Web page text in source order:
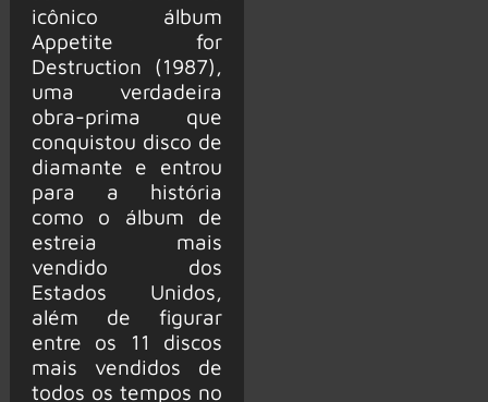
icônico álbum
Appetite for
Destruction (1987),
uma verdadeira
obra-prima que
conquistou disco de
diamante e entrou
para a história
como o álbum de
estreia mais
vendido dos
Estados Unidos,
além de figurar
entre os 11 discos
mais vendidos de
todos os tempos no